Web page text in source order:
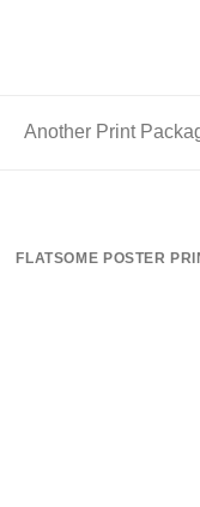
Another Print
FLATSOME POSTER